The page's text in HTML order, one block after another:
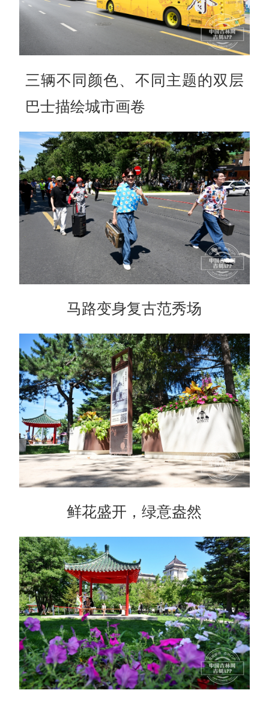
三辆不同颜色、不同主题的双层
巴士描绘城市画卷
马路变身复古范秀场
鲜花盛开，绿意盎然